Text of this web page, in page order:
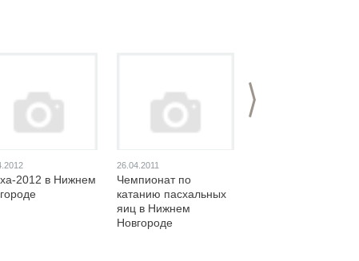
>
2012 в Нижнем
26.04.2011
Чемпионат по
катанию пасхальных
яиц в Нижнем
Новгороде